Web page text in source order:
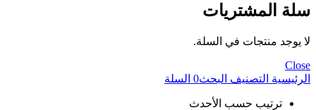
سلة المشتريات
لا يوجد منتجات في السلة.
Close
الرئيسية التصنيف البحث0 السلة
ترتيب حسب الأحدث